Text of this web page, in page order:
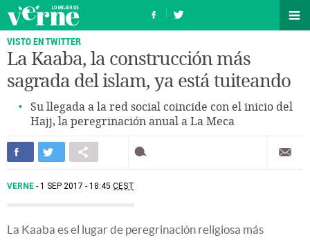
VISTO EN TWITTER
La Kaaba, la construcción más
sagrada del islam, ya está tuiteando
Su llegada a la red social coincide con el inicio del
Hajj, la peregrinación anual a La Meca
VERNE 1 SEP 2017 - 18:45 CEST
La Kaaba es el lugar de peregrinación religiosa más